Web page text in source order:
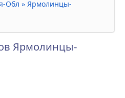
Обл » Ярмолинцы-
Ярмолинцы-